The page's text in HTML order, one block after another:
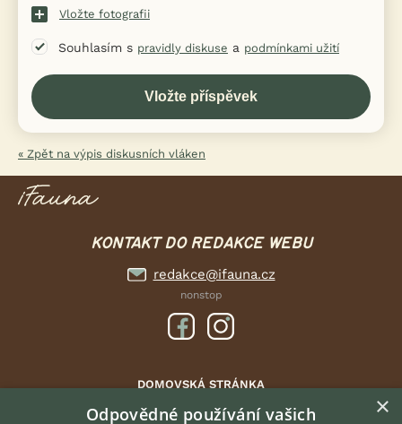
Vložte fotografii
Souhlasím s pravidly diskuse a podmínkami užití
« Zpět na výpis diskusních vláken
KONTAKT DO REDAKCE WEBU
redakce@ifauna.cz
nonstop
DOMOVSKÁ STRÁNKA
INZERCE
×
Odpovědné používání vašich